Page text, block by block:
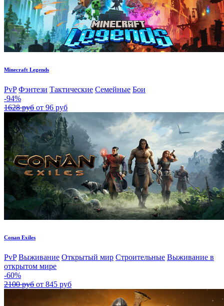
Minecraft Legends
PvP Фэнтези Тактические Семейные Бои
-94%
1628 руб от 96 руб
Conan Exiles
PvP Выживание Открытый мир Строительные Выживание в
открытом мире
-60%
2100 руб от 845 руб